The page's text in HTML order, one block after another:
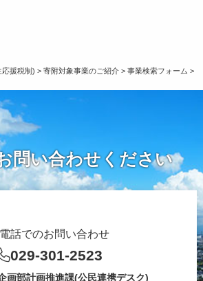
援税制) > 寄附対象事業のご紹介> 事業検索フォーム >
問い合わせください
話でのお問い合わせ
029-301-2523
画部計画推進課(公民連携デスク)